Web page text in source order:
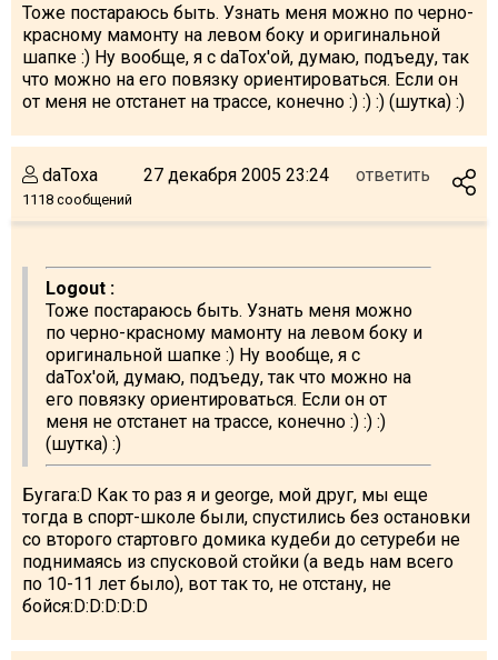
Тоже постараюсь быть. Узнать меня можно по черно-
красному мамонту на левом боку и оригинальной
шапке :) Ну вообще, я с daTox'ой, думаю, подъеду, так
что можно на его повязку ориентироваться. Если он
от меня не отстанет на трассе, конечно :) :) :) (шутка) :)
daToxa
1118 сообщений
27 декабря 2005 23:24 ответить
Logout :
Тоже постараюсь быть. Узнать меня можно
по черно-красному мамонту на левом боку и
оригинальной шапке :) Ну вообще, я с
daTox'ой, думаю, подъеду, так что можно на
его повязку ориентироваться. Если он от
меня не отстанет на трассе, конечно :) :) :)
(шутка) :)
Бугага:D Как то раз я и george, мой друг, мы еще
тогда в спорт-школе были, спустились без остановки
со второго стартовго домика кудеби до сетуреби не
поднимаясь из спусковой стойки (а ведь нам всего
по 10-11 лет было), вот так то, не отстану, не
бойся:D:D:D:D:D